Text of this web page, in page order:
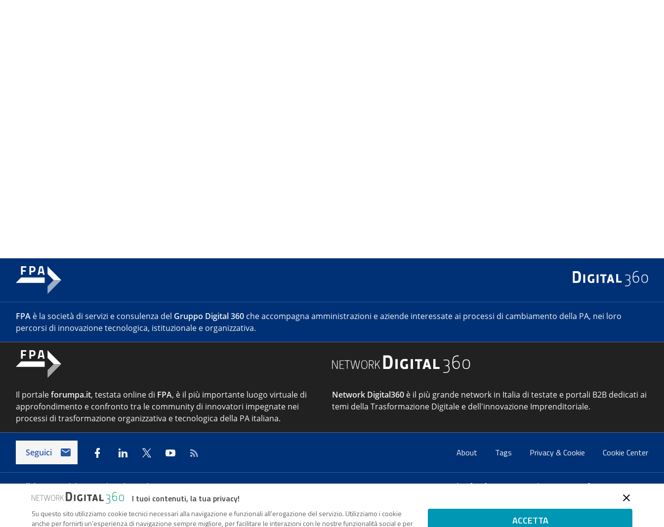
FPA è la società di servizi e consulenza del Gruppo Digital 360 che accompagna amministrazioni e aziende interessate ai processi di cambiamento della PA, nei loro
percorsi di innovazione tecnologica, istituzionale e organizzativa.
Il portaleforumpa.it, testata online di FPA, è il più importante luogo virtuale di
approfondimento e confronto tra le community di innovatori impegnate nei
processi di trasformazione organizzativa e tecnologica della PA italiana.
Network Digital360 è il più grande network in Italia di testate e portali B2B dedicati ai
temi della Trasformazione Digitale e dell'innovazione Imprenditoriale.
Seguici About Tags Privacy & Cookie Cookie Center
Indirizzo:Via del Porto Fluviale 67/d – 00154 Roma Contatti:info@forumpa.it- tel. 06 684251 - fax. 06 68425433
Forumpa.it è una pubblicazione telematica iscritta presso Registro della stampa del Tribunale di Roma - Reg. n. 182 del 2 maggio 2008 - Direttore resp. Michela Stentella
I tuoi contenuti, la tua privacy!
Su questo sito utilizziamo cookie tecnici necessari alla navigazione e funzionali all’erogazione del servizio. Utilizziamo i cookie
anche per fornirti un’esperienza di navigazione sempre migliore, per facilitare le interazioni con le nostre funzionalità social e per
ACCETTA